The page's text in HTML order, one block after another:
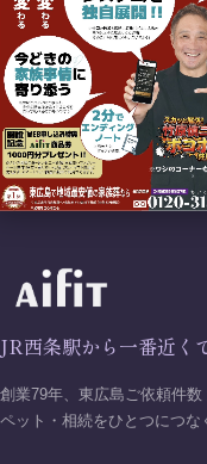
JR西条駅から一番近く
創業79年、東広島ご依頼件
ペット・相続をひとつにつな